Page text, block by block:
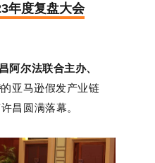
年度复盘大会
阿尔法联合主办、
的亚马逊假发产业链
昌圆满落幕。